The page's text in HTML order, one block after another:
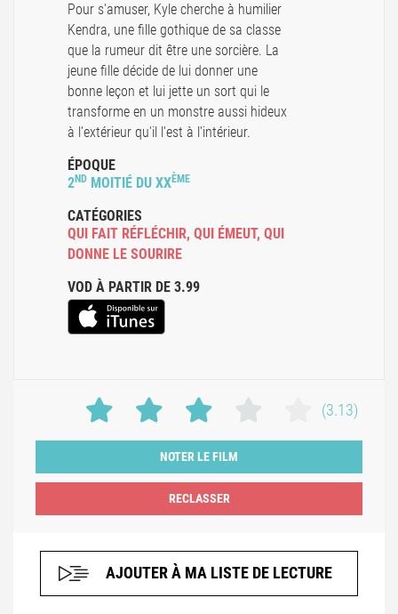
Pour s'amuser, Kyle cherche à humilier
Kendra, une fille gothique de sa classe
que la rumeur dit être une sorcière. La
jeune fille décide de lui donner une
bonne leçon et lui jette un sort qui le
transforme en un monstre aussi hideux
à l'extérieur qu'il l'est à l'intérieur.
ÉPOQUE
2ND MOITIÉ DU XXÈME
CATÉGORIES
QUI FAIT RÉFLÉCHIR, QUI ÉMEUT, QUI
DONNE LE SOURIRE
VOD À PARTIR DE 3.99
(3.13)
NOTER LE FILM
AJOUTER À MA LISTE DE LECTURE